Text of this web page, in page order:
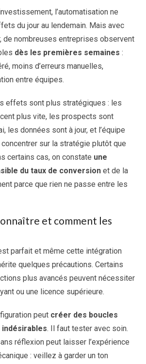
l’automatisation ne
du jour au lendemain. Mais avec
de nombreuses entreprises observent
dès les premières semaines :
moins d’erreurs manuelles,
entre équipes.
effets sont plus stratégiques : les
plus vite, les prospects sont
les données sont à jour, et l’équipe
sur la stratégie plutôt que
certains cas, on constate une
du taux de conversion et de la
parce que rien ne passe entre les
et comment les
parfait et même cette intégration
quelques précautions. Certains
plus avancés peuvent nécessiter
ou une licence supérieure.
peut créer des boucles
indésirables. Il faut tester avec soin.
réflexion peut laisser l’expérience
: veillez à garder un ton